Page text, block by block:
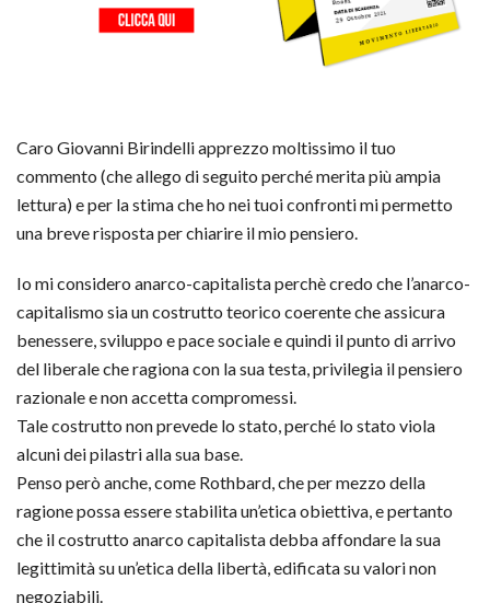
Caro Giovanni Birindelli apprezzo moltissimo il tuo
commento (che allego di seguito perché merita più ampia
lettura) e per la stima che ho nei tuoi confronti mi permetto
una breve risposta per chiarire il mio pensiero.
Io mi considero anarco-capitalista perchè credo che l’anarco-
capitalismo sia un costrutto teorico coerente che assicura
benessere, sviluppo e pace sociale e quindi il punto di arrivo
del liberale che ragiona con la sua testa, privilegia il pensiero
razionale e non accetta compromessi.
Tale costrutto non prevede lo stato, perché lo stato viola
alcuni dei pilastri alla sua base.
Penso però anche, come Rothbard, che per mezzo della
ragione possa essere stabilita un’etica obiettiva, e pertanto
che il costrutto anarco capitalista debba affondare la sua
legittimità su un’etica della libertà, edificata su valori non
negoziabili.